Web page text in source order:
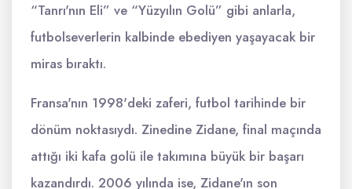
“Tanrı'nın Eli” ve “Yüzyılın Golü” gibi anlarla,
futbolseverlerin kalbinde ebediyen yaşayacak bir
miras bıraktı.
Fransa'nın 1998'deki zaferi, futbol tarihinde bir
dönüm noktasıydı. Zinedine Zidane, final maçında
attığı iki kafa golü ile takımına büyük bir başarı
kazandırdı. 2006 yılında ise, Zidane'ın son